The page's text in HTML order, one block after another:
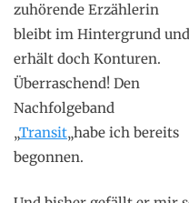
zuhörende Erzählerin
bleibt im Hintergrund und
erhält doch Konturen.
Überraschend! Den
Nachfolgeband
„Transit„habe ich bereits
begonnen.